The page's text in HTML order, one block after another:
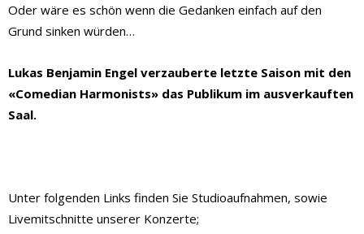
Oder wäre es schön wenn die Gedanken einfach auf den
Grund sinken würden…
Lukas Benjamin Engel verzauberte letzte Saison mit den
«Comedian Harmonists» das Publikum im ausverkauften
Saal.
Unter folgenden Links finden Sie Studioaufnahmen, sowie
Livemitschnitte unserer Konzerte;